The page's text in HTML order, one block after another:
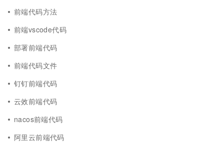
前端代码方法
前端vscode代码
部署前端代码
前端代码文件
钉钉前端代码
云效前端代码
nacos前端代码
阿里云前端代码